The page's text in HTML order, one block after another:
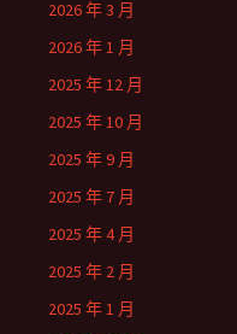
2026 年 3 月
2026 年 1 月
2025 年 12 月
2025 年 10 月
2025 年 9 月
2025 年 7 月
2025 年 4 月
2025 年 2 月
2025 年 1 月